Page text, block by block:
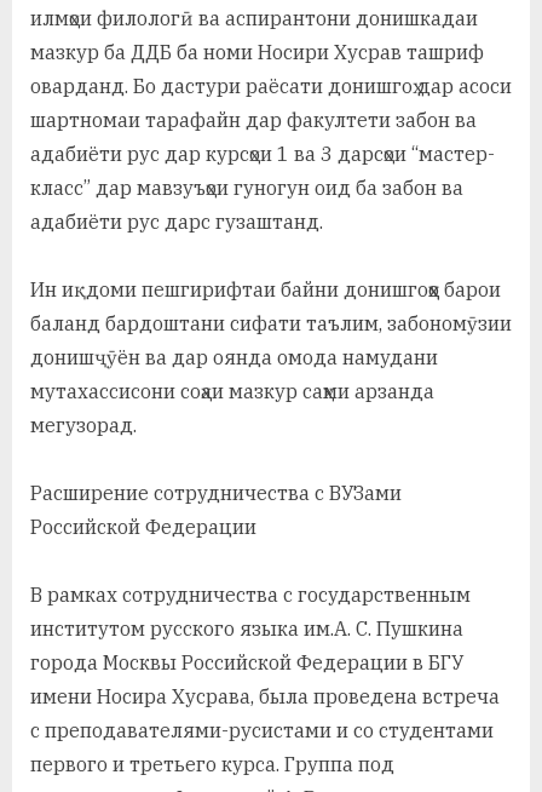
и
р
и
Х
у
р
а
илмҳои филологӣ ва аспирантони донишкадаи
мазкур ба ДДБ ба номи Носири Хусрав ташриф
оварданд. Бо дастури раёсати донишгоҳ дар асоси
шартномаи тарафайн дар факултети забон ва
адабиёти рус дар курсҳои 1 ва 3 дарсҳои “мастер-
класс” дар мавзуъҳои гуногун оид ба забон ва
адабиёти рус дарс гузаштанд.
Ин иқдоми пешгирифтаи байни донишгоҳҳо барои
баланд бардоштани сифати таълим, забономӯзии
донишҷӯён ва дар оянда омода намудани
мутахассисони соҳаи мазкур саҳми арзанда
мегузорад.
Расширение сотрудничества с ВУЗами
Российской Федерации
В рамках сотрудничества с государственным
институтом русского языка им.А. С. Пушкина
города Москвы Российской Федерации в БГУ
имени Носира Хусрава, была проведена встреча
с преподавателями-русистами и со студентами
первого и третьего курса. Группа под